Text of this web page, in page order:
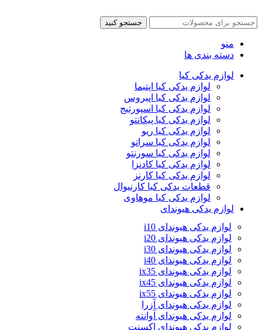
جستجو کنید
منو
دسته بندی ها
لوازم یدکی کیا
لوازم یدکی کیا اپتیما
لوازم یدکی کیا اپیروس
لوازم یدکی کیا اسپورتیج
لوازم یدکی کیا پیکانتو
لوازم یدکی کیا ریو
لوازم یدکی کیا سراتو
لوازم یدکی کیا سورنتو
لوازم یدکی کیا کادنزا
لوازم یدکی کیا کارنز
قطعات یدکی کیا کارنیوال
لوازم یدکی کیا موهاوی
لوازم یدکی هیوندای
لوازم یدکی هیوندای i10
لوازم یدکی هیوندای i20
لوازم یدکی هیوندای i30
لوازم یدکی هیوندای i40
لوازم یدکی هیوندای ix35
لوازم یدکی هیوندای ix45
لوازم یدکی هیوندای ix55
لوازم یدکی هیوندای آزرا
لوازم یدکی هیوندای آوانته
لوازم یدکی هیوندای اکسنت